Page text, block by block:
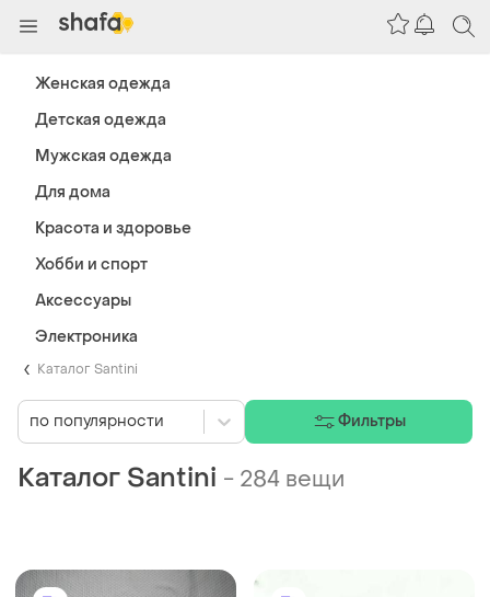
Каталог Santini
Каталог Santini - 284 вещи
по популярности Фильтры
Женская одежда
Детская одежда
Мужская одежда
Для дома
Красота и здоровье
Хобби и спорт
Аксессуары
Электроника